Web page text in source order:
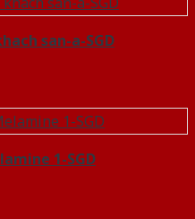
san-a-SGD
1-SGD